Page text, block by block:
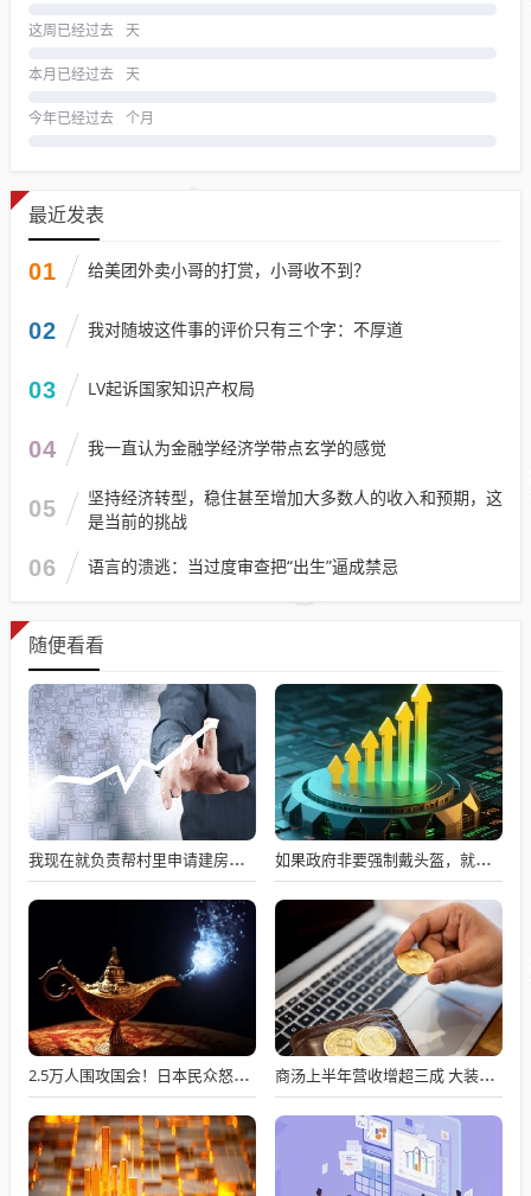
这周已经过去 天
本月已经过去 天
今年已经过去 个月
最近发表
01 给美团外卖小哥的打赏，小哥收不到？
02 我对随坡这件事的评价只有三个字：不厚道
03 LV起诉国家知识产权局
04 我一直认为金融学经济学带点玄学的感觉
05
坚持经济转型，稳住甚至增加大多数人的收入和预期，这
是当前的挑战
06 语言的溃逃：当过度审查把“出生”逼成禁忌
随便看看
我现在就负责帮村里申请建房的工作，现在村里不是盖不起，是没地没指标！ 如果政府非要强制戴头盔，就得先让电动自行车有个放头盔的地方
2.5万人围攻国会！日本民众怒了：让她下台！ 商汤上半年营收增超三成 大装置总算力达25000P 徐立：核心竞争力在于软硬件融合